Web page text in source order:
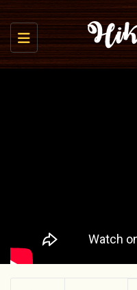
Toggle navigation